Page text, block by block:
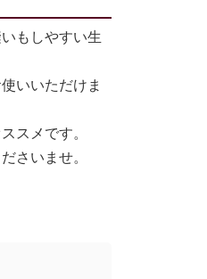
もしやすい生
いいただけま
スメです。
さいませ。